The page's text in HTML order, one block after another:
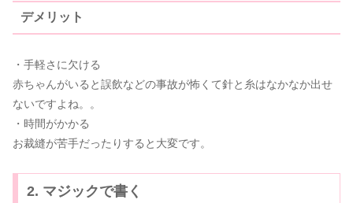
デメリット
・手軽さに欠ける
赤ちゃんがいると誤飲などの事故が怖くて針と糸はなかなか出せ
ないですよね。。
・時間がかかる
お裁縫が苦手だったりすると大変です。
2. マジックで書く